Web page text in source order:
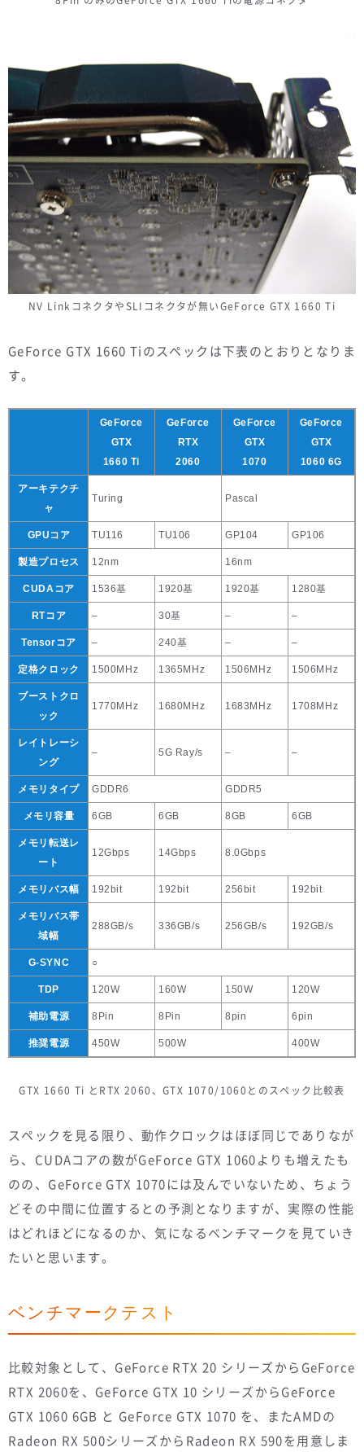
NV LinkコネクタやSLIコネクタが無いGeForce GTX 1660 Ti
GeForce GTX 1660 Tiのスペックは下表のとおりとなりま
す。
GeForce
GTX
1660 Ti
GeForce
RTX
2060
GeForce
GTX
1070
GeForce
GTX
1060 6G
アーキテクチ
ャ
Turing Pascal
GPUコア TU116 TU106 GP104 GP106
製造プロセス 12nm 16nm
CUDAコア 1536基 1920基 1920基 1280基
RTコア – 30基 – –
Tensorコア – 240基 – –
定格クロック 1500MHz 1365MHz 1506MHz 1506MHz
ブーストクロ
ック
1770MHz 1680MHz 1683MHz 1708MHz
レイトレーシ
ング
– 5G Ray/s – –
メモリタイプ GDDR6 GDDR5
メモリ容量 6GB 6GB 8GB 6GB
メモリ転送レ
ート
12Gbps 14Gbps 8.0Gbps
メモリバス幅 192bit 192bit 256bit 192bit
メモリバス帯
域幅
288GB/s 336GB/s 256GB/s 192GB/s
G-SYNC ○
TDP 120W 160W 150W 120W
補助電源 8Pin 8Pin 8pin 6pin
推奨電源 450W 500W 400W
GTX 1660 Ti とRTX 2060、GTX 1070/1060とのスペック比較表
スペックを見る限り、動作クロックはほぼ同じでありなが
ら、CUDAコアの数がGeForce GTX 1060よりも増えたも
のの、GeForce GTX 1070には及んでいないため、ちょう
どその中間に位置するとの予測となりますが、実際の性能
はどれほどになるのか、気になるベンチマークを見ていき
たいと思います。
ベンチマークテスト
比較対象として、GeForce RTX 20 シリーズからGeForce
RTX 2060を、GeForce GTX 10 シリーズからGeForce
GTX 1060 6GB と GeForce GTX 1070 を、またAMDの
Radeon RX 500シリーズからRadeon RX 590を用意しま